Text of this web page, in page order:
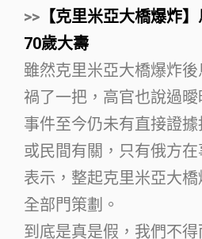
>> 【克里米亞大橋爆炸
70歲大壽
雖然克里米亞大橋爆炸
禍了一把，高官也說過
事件至今仍未有直接證
或民間有關，只有俄方
表示，整起克里米亞大
全部門策劃。
到底是真是假，我們不